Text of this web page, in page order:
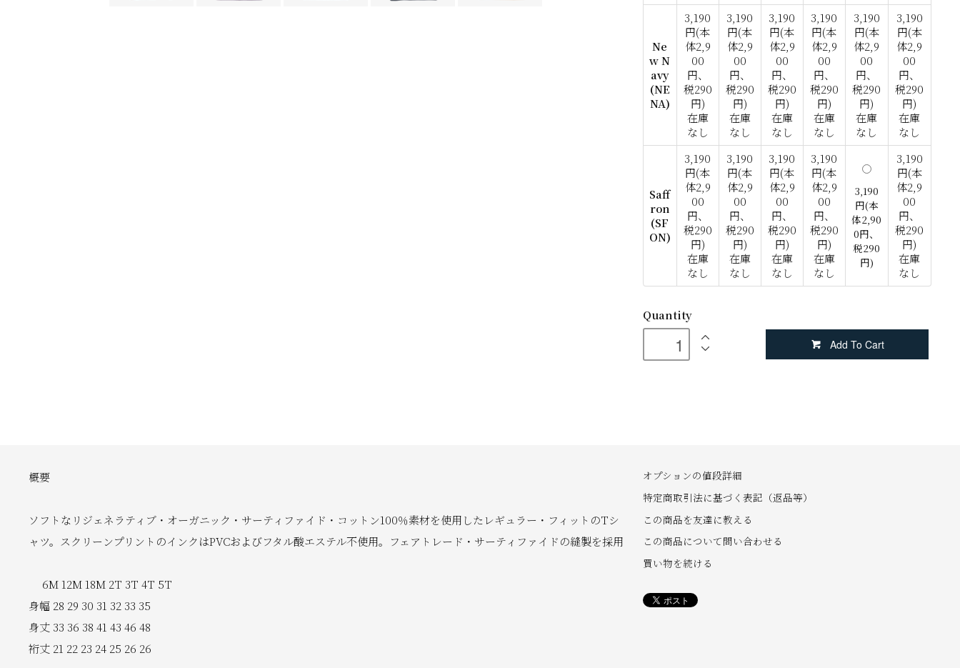
Ne
w N
avy
(NE
NA)
3,190
円(本
体2,9
00
円、
税290
円)
在庫
なし
3,190
円(本
体2,9
00
円、
税290
円)
在庫
なし
3,190
円(本
体2,9
00
円、
税290
円)
在庫
なし
3,190
円(本
体2,9
00
円、
税290
円)
在庫
なし
3,190
円(本
体2,9
00
円、
税290
円)
在庫
なし
3,190
円(本
体2,9
00
円、
税290
円)
在庫
なし
Saff
ron
(SF
ON)
3,190
円(本
体2,9
00
円、
税290
円)
在庫
なし
3,190
円(本
体2,9
00
円、
税290
円)
在庫
なし
3,190
円(本
体2,9
00
円、
税290
円)
在庫
なし
3,190
円(本
体2,9
00
円、
税290
円)
在庫
なし
3,190
円(本
体2,90
0円、
税290
円)
3,190
円(本
体2,9
00
円、
税290
円)
在庫
なし
Quantity
Add To Cart
概要
ソフトなリジェネラティブ・オーガニック・サーティファイド・コットン100％素材を使用したレギュラー・フィットのTシ
ャツ。スクリーンプリントのインクはPVCおよびフタル酸エステル不使用。フェアトレード・サーティファイドの縫製を採用
6M 12M 18M 2T 3T 4T 5T
身幅 28 29 30 31 32 33 35
身丈 33 36 38 41 43 46 48
裄丈 21 22 23 24 25 26 26
オプションの値段詳細
特定商取引法に基づく表記（返品等）
この商品を友達に教える
この商品について問い合わせる
買い物を続ける